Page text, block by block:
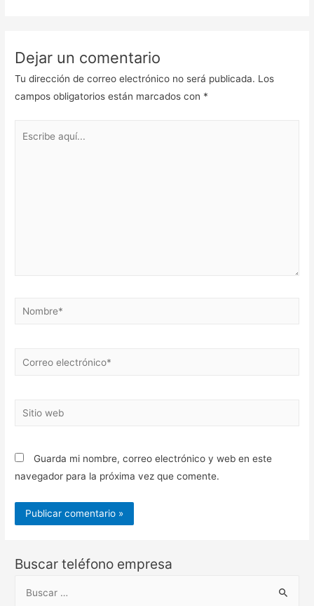
Dejar un comentario
Tu dirección de correo electrónico no será publicada. Los
campos obligatorios están marcados con *
Nombre*
Correo
Sitio
Guarda mi nombre, correo electrónico y web en este
navegador para la próxima vez que comente.
Buscar teléfono empresa